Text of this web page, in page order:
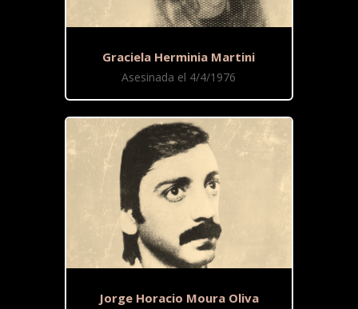
Graciela Herminia Martini
Asesinada el 4/4/1976
Jorge Horacio Moura Oliva